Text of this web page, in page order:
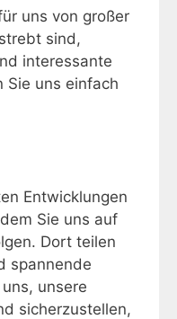
uns von großer
sind,
interessante
Sie uns einfach
Entwicklungen
Sie uns auf
Dort teilen
spannende
unsere
sicherzustellen,